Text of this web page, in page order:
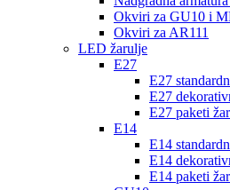
Okviri za GU10 i
Okviri za AR111
LED žarulje
E27
E27
E27
E27 paketi
E14
E14
E14
E14 paketi